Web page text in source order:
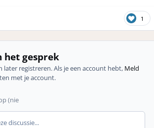
1
het gesprek
later registreren. Als je een account hebt, Meld
met je account.
discussie...